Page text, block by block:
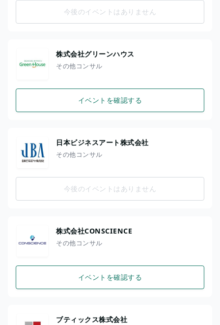
今後のイベントはありません
株式会社グリーンハウス
その他コンサル
イベントを確認する
日本ビジネスアート株式会社
その他コンサル
今後のイベントはありません
株式会社CONSCIENCE
その他コンサル
イベントを確認する
ブティックス株式会社